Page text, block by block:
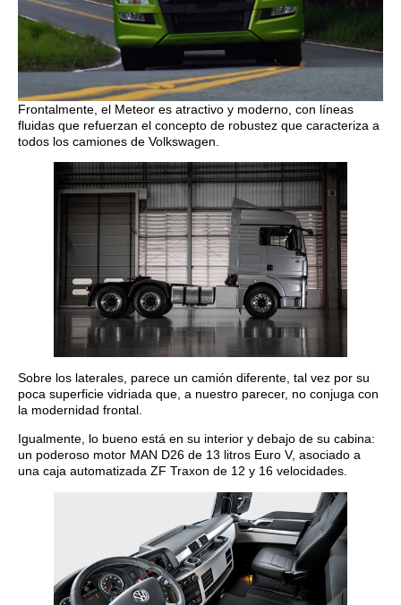
Frontalmente, el Meteor es atractivo y moderno, con líneas
fluidas que refuerzan el concepto de robustez que caracteriza a
todos los camiones de Volkswagen.
Sobre los laterales, parece un camión diferente, tal vez por su
poca superficie vidriada que, a nuestro parecer, no conjuga con
la modernidad frontal.
Igualmente, lo bueno está en su interior y debajo de su cabina:
un poderoso motor MAN D26 de 13 litros Euro V, asociado a
una caja automatizada ZF Traxon de 12 y 16 velocidades.